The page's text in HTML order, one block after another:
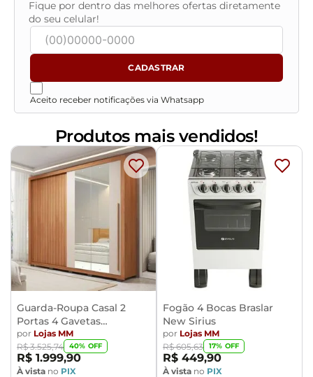
Fique por dentro das melhores ofertas diretamente
do seu celular!
CADASTRAR
Aceito receber notificações via Whatsapp
Produtos mais vendidos!
Guarda-Roupa Casal 2
Portas 4 Gavetas
Caemmun Moviment
por Lojas MM
R$ 3.525,74 40% OFF
R$ 1.999,90
À vista no PIX
Fogão 4 Bocas Braslar
New Sirius
por Lojas MM
R$ 605,63 17% OFF
R$ 449,90
À vista no PIX